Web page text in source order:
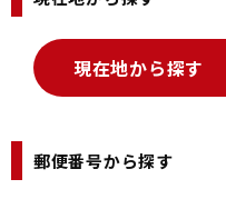
現在地から探す
郵便番号から探す